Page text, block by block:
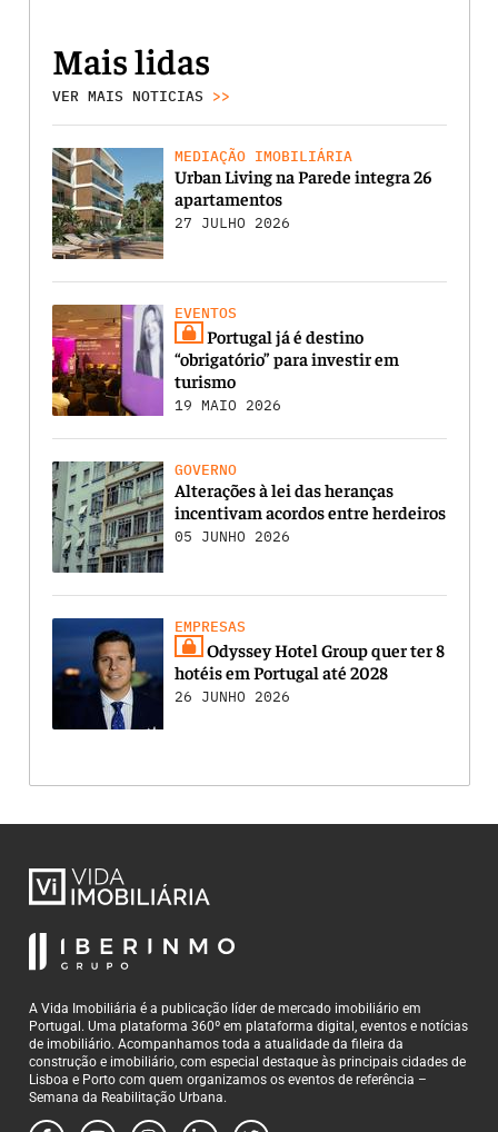
Mais lidas
VER MAIS NOTICIAS >>
MEDIAÇÃO IMOBILIÁRIA
Urban Living na Parede integra 26
apartamentos
27 JULHO 2026
EVENTOS
Portugal já é destino
“obrigatório” para investir em
turismo
19 MAIO 2026
GOVERNO
Alterações à lei das heranças
incentivam acordos entre herdeiros
05 JUNHO 2026
EMPRESAS
Odyssey Hotel Group quer ter 8
hotéis em Portugal até 2028
26 JUNHO 2026
A Vida Imobiliária é a publicação líder de mercado imobiliário em
Portugal. Uma plataforma 360º em plataforma digital, eventos e notícias
de imobiliário. Acompanhamos toda a atualidade da fileira da
construção e imobiliário, com especial destaque às principais cidades de
Lisboa e Porto com quem organizamos os eventos de referência –
Semana da Reabilitação Urbana.